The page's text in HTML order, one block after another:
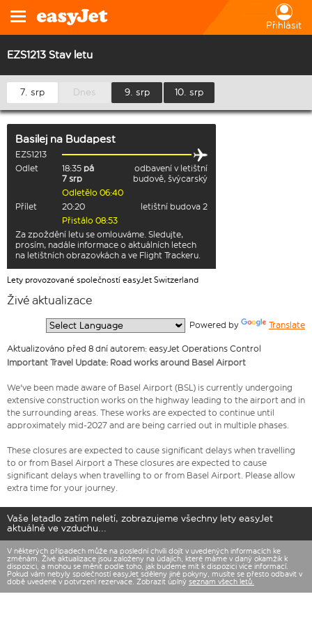
Přihlásit
EZS1213 Stav letu
7. srp Dnes 9. srp 10. srp
Basilej na Budapest
EZS1213
Odlet
18:35 pá
7 srp
odbavení v letištní
budově, švýcarský
Odletělo 06:40
Přílet
20:20
letištní budova 2
Přistálo 08:53
Za zpoždění letu se omlouváme. Sledujte,
prosím, nadále informace o aktuálních letech
na letištních obrazovkách a ve Flight Trackeru.
Lety provozované společností easyJet Switzerland
Živé aktualizace
Powered by Translate
Aktualizováno před 8 dní autorem: easyJet Operations Control
Important Travel Update: Road works around Basel Airport
We've been made aware of Basel Airport (BSL) is currently undergoing
extensive construction works on the highway leading to the airport and in
the surrounding areas. These works are expected to continue until
approximately mid-2027 and are being carried out in multiple phases.
These closures are expected to cause significant delays when travelling
to or from Basel Airport a These closures are expected to cause
significant delays when travelling to or from Basel Airport. Please allow
extra time for your journey.
Vaše letadlo zatím neletí, zobrazujeme všechny lety easyJet
aktuálně ve vzduchu...
V některých případech může na poslední chvíli dojít v uvedených informacích ke
změnám. Živé aktualizace jsou založeny na údajích, které máme v daný okamžik k
dispozici, a mohou se měnit podle toho, jak budeme mít k dispozici více informací.
Pokud vám nebyly společností easyJet sděleny jiné pokyny, musíte se přesto odbavit v
době uvedené v potvrzení rezervace. Zobrazit úplný seznam všech letů.